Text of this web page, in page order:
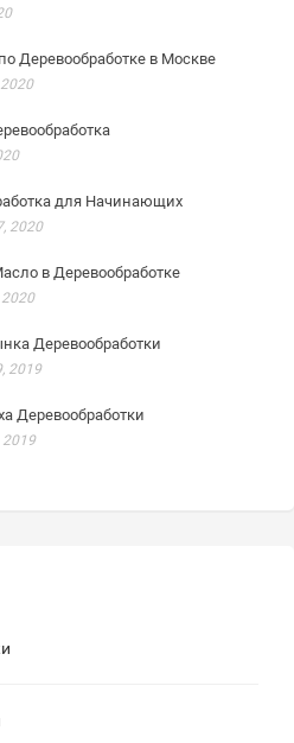
Деревообработке в Москве
для Начинающих
2020
в Деревообработке
Деревообработки
2019
Деревообработки